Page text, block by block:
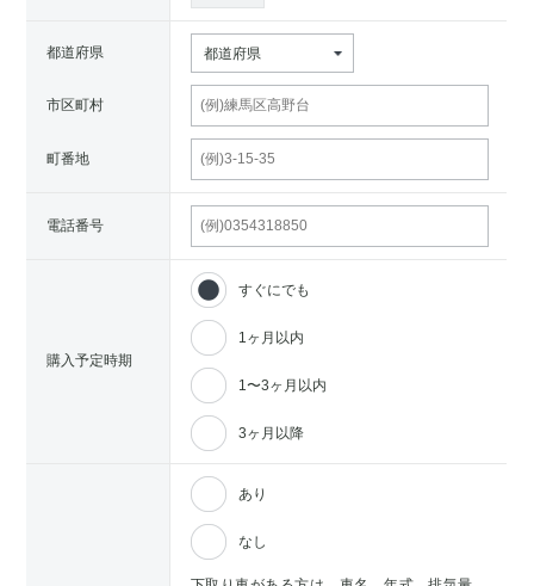
都道府県 都道府県
市区町村
町番地
電話番号
購入予定時期
すぐにでも
1ヶ月以内
1〜3ヶ月以内
3ヶ月以降
あり
なし